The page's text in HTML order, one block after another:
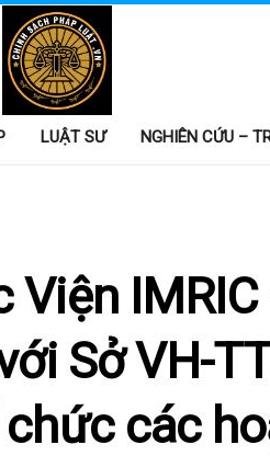
LUẬT SƯ NGHIÊN CỨU –
Sở VH-
các